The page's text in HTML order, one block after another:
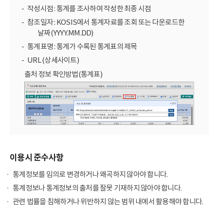
작성시점 : 통계를 조사하여 작성한 최종 시점
참조일자 : KOSIS에서 통계자료를 조회 또는 다운로드한
날짜(YYYY.MM.DD)
통계표명 : 통계가 수록된 통계표의 제목
URL (상세사이트)
출처 정보 확인방법(통계표)
이용시 준수사항
통계정보를 임의로 변경하거나 왜곡하지 않아야 합니다.
통계정보나 통계정보의 출처를 잘못 기재하지 않아야 합니다.
관련 법률을 침해하거나 위반하지 않는 범위 내에서 활용해야 합니다.